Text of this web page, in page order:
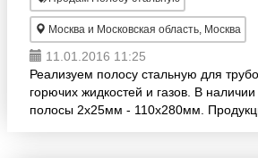
Москва и Московская область, Москва
11.01.2016 11:25
Реализуем полосу стальную для
горючих жидкостей и газов. В наличии
полосы 2х25мм - 110х280мм.